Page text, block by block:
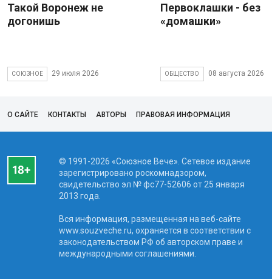
Такой Воронеж не
догонишь
СОЮЗНОЕ 29 июля 2026
Первоклашки - без
«домашки»
ОБЩЕСТВО 08 августа 2026
О САЙТЕ КОНТАКТЫ АВТОРЫ ПРАВОВАЯ ИНФОРМАЦИЯ
© 1991-2026 «Союзное Вече». Сетевое издание
зарегистрировано роскомнадзором,
свидетельство эл № фc77-52606 от 25 января
2013 года.
Вся информация, размещенная на веб-сайте
www.souzveche.ru, охраняется в соответствии с
законодательством РФ об авторском праве и
международными соглашениями.